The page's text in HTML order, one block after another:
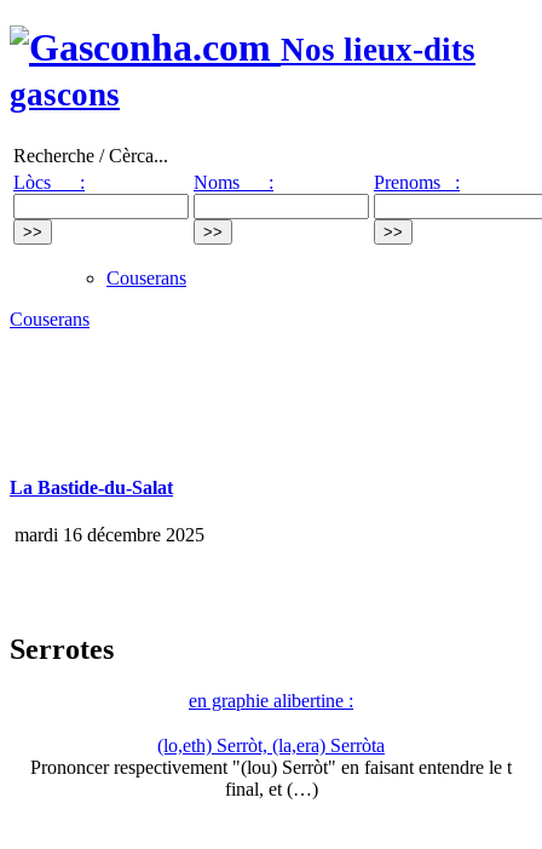
Nos lieux-dits
gascons
Recherche / Cèrca...
Lòcs :
Noms : Prenoms :
Couserans
Couserans
La Bastide-du-Salat
mardi 16 décembre 2025
Serrotes
en graphie alibertine :
(lo,eth) Serròt, (la,era) Serròta
Prononcer respectivement "(lou) Serròt" en faisant entendre le t
final, et (…)